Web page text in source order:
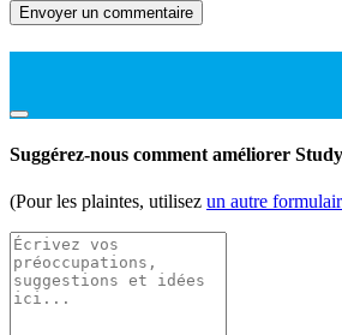
Envoyer un commentaire
Suggérez-nous comment améliorer
(Pour les plaintes, utilisez un autre